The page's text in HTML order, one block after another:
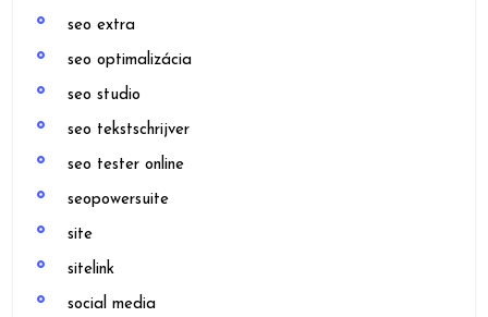
seo extra
seo optimalizácia
seo studio
seo tekstschrijver
seo tester online
seopowersuite
site
sitelink
social media